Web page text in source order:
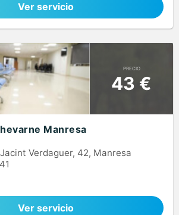
Ver servicio
PRECIO
43 €
Manresa
Verdaguer, 42, Manresa
Ver servicio